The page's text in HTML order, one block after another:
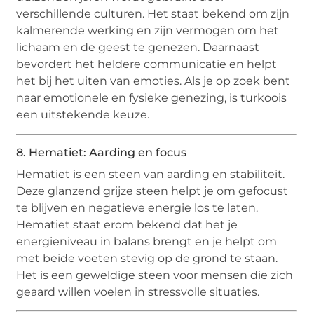
verschillende culturen. Het staat bekend om zijn
kalmerende werking en zijn vermogen om het
lichaam en de geest te genezen. Daarnaast
bevordert het heldere communicatie en helpt
het bij het uiten van emoties. Als je op zoek bent
naar emotionele en fysieke genezing, is turkoois
een uitstekende keuze.
8. Hematiet: Aarding en focus
Hematiet is een steen van aarding en stabiliteit.
Deze glanzend grijze steen helpt je om gefocust
te blijven en negatieve energie los te laten.
Hematiet staat erom bekend dat het je
energieniveau in balans brengt en je helpt om
met beide voeten stevig op de grond te staan.
Het is een geweldige steen voor mensen die zich
geaard willen voelen in stressvolle situaties.